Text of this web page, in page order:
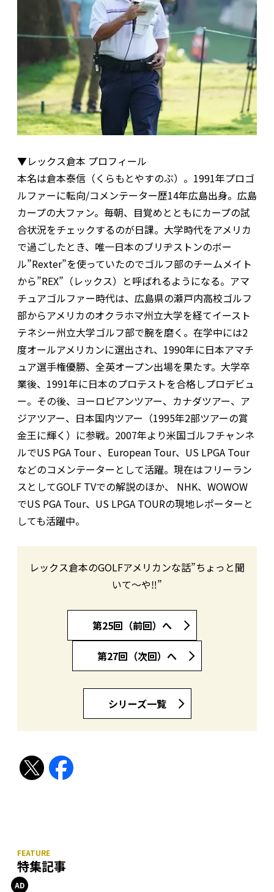
▼レックス倉本 プロフィール
本名は倉本泰信（くらもとやすのぶ）。1991年プロゴ
ルファーに転向/コメンテーター歴14年広島出身。広島
カープの大ファン。毎朝、目覚めとともにカープの試
合状況をチェックするのが日課。大学時代をアメリカ
で過ごしたとき、唯一日本のブリヂストンのボー
ル”Rexter”を使っていたのでゴルフ部のチームメイト
から”REX”（レックス）と呼ばれるようになる。アマ
チュアゴルファー時代は、広島県の瀬戸内高校ゴルフ
部からアメリカのオクラホマ州立大学を経てイースト
テネシー州立大学ゴルフ部で腕を磨く。在学中には2
度オールアメリカンに選出され、1990年に日本アマチ
ュア選手権優勝、全英オープン出場を果たす。大学卒
業後、1991年に日本のプロテストを合格しプロデビュ
ー。その後、ヨーロピアンツアー、カナダツアー、ア
ジアツアー、日本国内ツアー（1995年2部ツアーの賞
金王に輝く）に参戦。2007年より米国ゴルフチャンネ
ルでUS PGA Tour 、European Tour、US LPGA Tour
などのコメンテーターとして活躍。現在はフリーラン
スとしてGOLF TVでの解説のほか、 NHK、WOWOW
でUS PGA Tour、US LPGA TOURの現地レポーターと
しても活躍中。
レックス倉本のGOLFアメリカンな話”ちょっと聞
いて〜や‼︎”
第25回（前回）へ
第27回（次回）へ
シリーズ一覧
特集記事